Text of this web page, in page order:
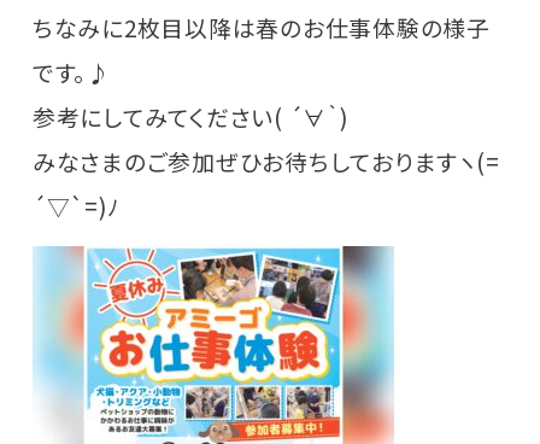
ちなみに2枚目以降は春のお仕事体験の様子
です。♪
参考にしてみてください( ´∀｀)
みなさまのご参加ぜひお待ちしておりますヽ(=
´▽`=)ﾉ